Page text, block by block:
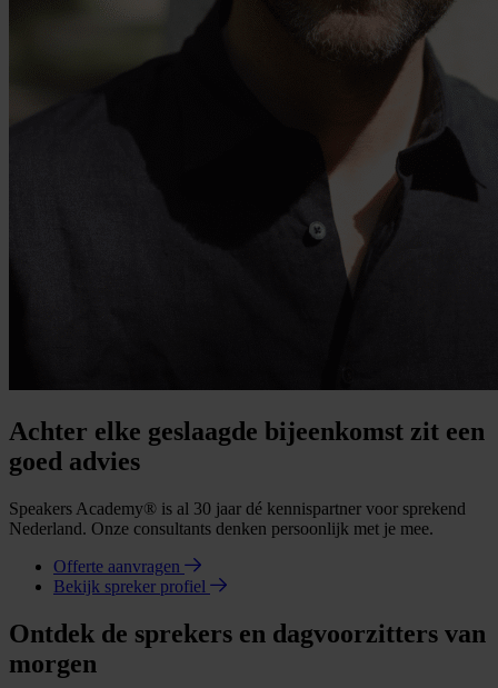
Achter elke geslaagde bijeenkomst zit een
goed advies
Speakers Academy® is al 30 jaar dé kennispartner voor sprekend
Nederland. Onze consultants denken persoonlijk met je mee.
Offerte aanvragen
Bekijk spreker profiel
Ontdek de sprekers en dagvoorzitters van
morgen